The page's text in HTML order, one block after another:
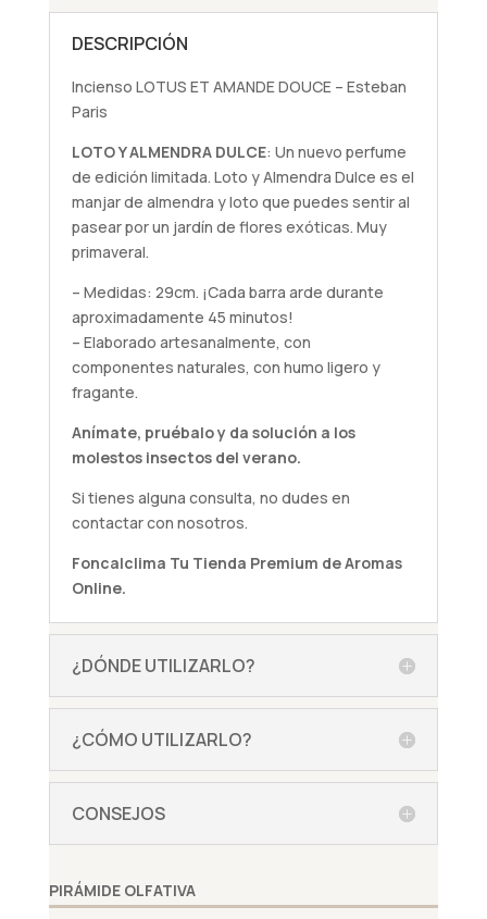
DESCRIPCIÓN
Incienso LOTUS ET AMANDE DOUCE – Esteban
Paris
LOTO Y ALMENDRA DULCE: Un nuevo perfume
de edición limitada. Loto y Almendra Dulce es el
manjar de almendra y loto que puedes sentir al
pasear por un jardín de flores exóticas. Muy
primaveral.
– Medidas: 29cm. ¡Cada barra arde durante
aproximadamente 45 minutos!
– Elaborado artesanalmente, con
componentes naturales, con humo ligero y
fragante.
Anímate, pruébaloy da solución a los
molestos insectos del verano.
Si tienes alguna consulta, no dudes en
contactar con nosotros.
Foncalclima Tu Tienda Premium de Aromas
Online.
¿DÓNDE UTILIZARLO?
¿CÓMO UTILIZARLO?
CONSEJOS
PIRÁMIDE OLFATIVA